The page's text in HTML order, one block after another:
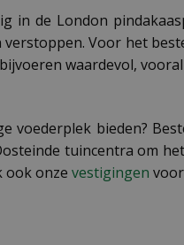
in de London
Voor het
waardevol,
voederplek bieden?
tuincentra om
ook onze vestigingen